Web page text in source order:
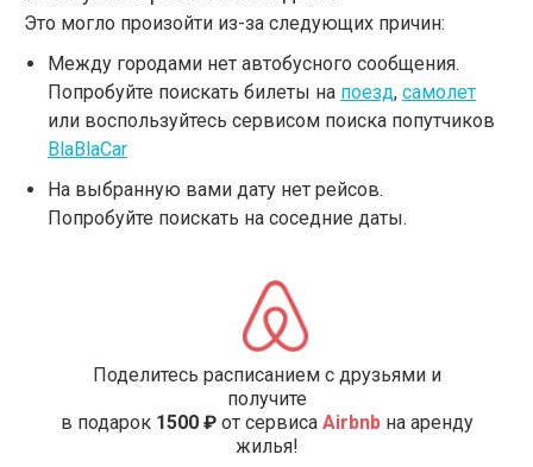
Это могло произойти из-за следующих причин:
Между городами нет автобусного сообщения.
Попробуйте поискать билеты на поезд, самолет
или воспользуйтесь сервисом поиска попутчиков
BlaBlaCar
На выбранную вами дату нет рейсов.
Попробуйте поискать на соседние даты.
Поделитесь расписанием с друзьями и
получите
в подарок 1500 ₽от сервиса Airbnbна аренду
жилья!